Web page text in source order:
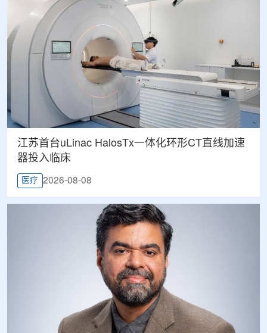
江苏首台uLinac HalosTx一体化环形CT直线加速
器投入临床
医疗 2026-08-08